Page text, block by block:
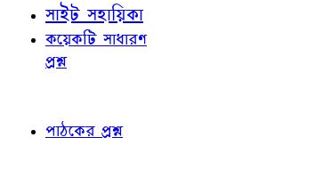
সাইট সহায়িকা
কয়েকটি সাধারণ
প্রশ্ন
পাঠকের প্রশ্ন